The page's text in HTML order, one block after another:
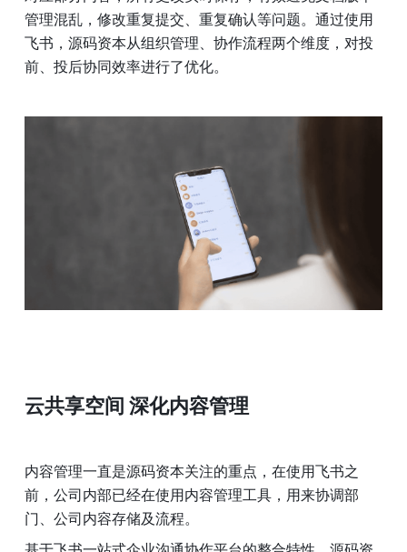
管理混乱，修改重复提交、重复确认等问题。通过使用
飞书，源码资本从组织管理、协作流程两个维度，对投
前、投后协同效率进行了优化。
云共享空间 深化内容管理
内容管理一直是源码资本关注的重点，在使用飞书之
前，公司内部已经在使用内容管理工具，用来协调部
门、公司内容存储及流程。